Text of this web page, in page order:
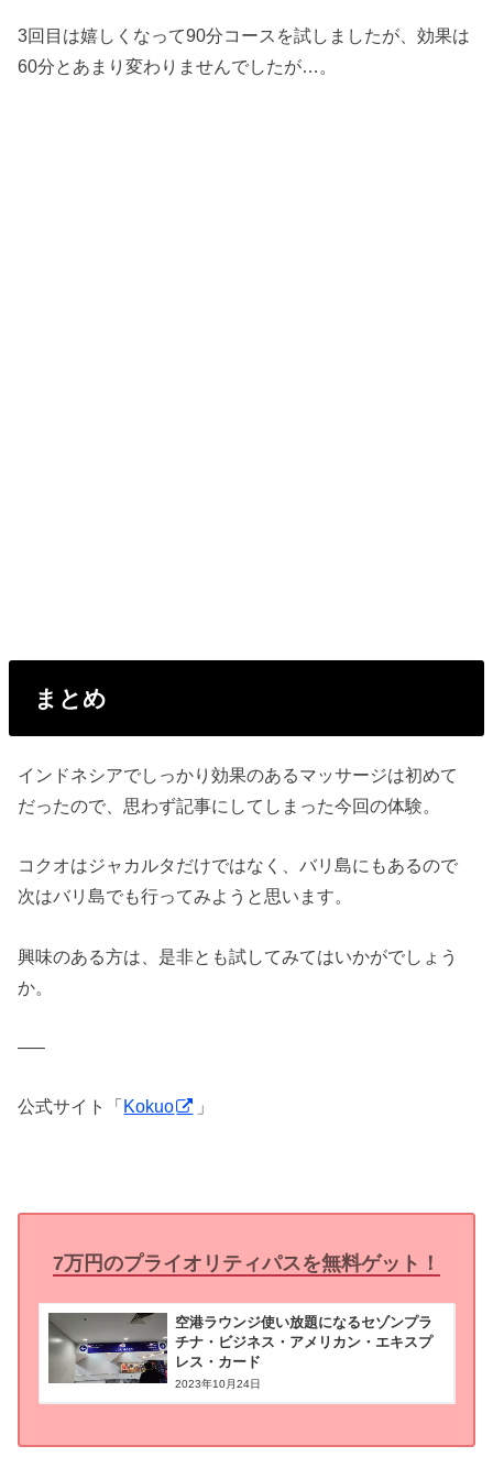
3回目は嬉しくなって90分コースを試しましたが、効果は
60分とあまり変わりませんでしたが…。
まとめ
インドネシアでしっかり効果のあるマッサージは初めて
だったので、思わず記事にしてしまった今回の体験。
コクオはジャカルタだけではなく、バリ島にもあるので
次はバリ島でも行ってみようと思います。
興味のある方は、是非とも試してみてはいかがでしょう
か。
—–
公式サイト「Kokuo 」
7万円のプライオリティパスを無料ゲット！
空港ラウンジ使い放題になるセゾンプラ
チナ・ビジネス・アメリカン・エキスプ
レス・カード
2023年10月24日